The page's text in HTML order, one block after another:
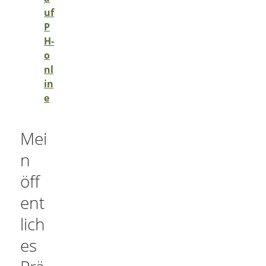
uf
P
H-
o
nl
in
e
Mei
n
öff
ent
lich
es